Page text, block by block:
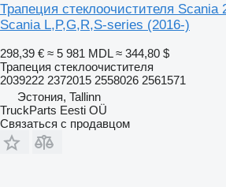
Трапеция стеклоочистителя Scania
Scania L,P,G,R,S-series (2016-)
298,39 € ≈ 5 981 MDL ≈ 344,80 $
Трапеция стеклоочистителя
2039222 2372015 2558026 2561571
Эстония, Tallinn
TruckParts Eesti OÜ
Связаться с продавцом